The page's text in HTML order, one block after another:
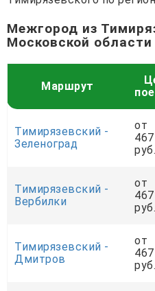
Межгород из
Московской области
Маршрут
Тимирязевский -
Зеленоград
от
руб.
Тимирязевский -
Вербилки
от
руб.
Тимирязевский -
Дмитров
от
руб.